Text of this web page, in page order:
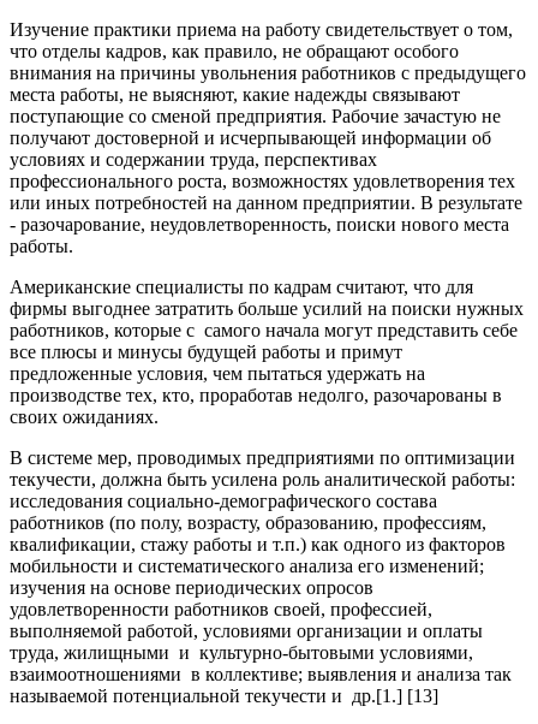
Изучение практики приема на работу свидетельствует о том,
что отделы кадров, как правило, не обращают особого
внимания на причины увольнения работников с предыдущего
места работы, не выясняют, какие надежды связывают
поступающие со сменой предприятия. Рабочие зачастую не
получают достоверной и исчерпывающей информации об
условиях и содержании труда, перспективах
профессионального роста, возможностях удовлетворения тех
или иных потребностей на данном предприятии. В результате
- разочарование, неудовлетворенность, поиски нового места
работы.
Американские специалисты по кадрам считают, что для
фирмы выгоднее затратить больше усилий на поиски нужных
работников, которые с самого начала могут представить себе
все плюсы и минусы будущей работы и примут
предложенные условия, чем пытаться удержать на
производстве тех, кто, проработав недолго, разочарованы в
своих ожиданиях.
В системе мер, проводимых предприятиями по оптимизации
текучести, должна быть усилена роль аналитической работы:
исследования социально-демографического состава
работников (по полу, возрасту, образованию, профессиям,
квалификации, стажу работы и т.п.) как одного из факторов
мобильности и систематического анализа его изменений;
изучения на основе периодических опросов
удовлетворенности работников своей, профессией,
выполняемой работой, условиями организации и оплаты
труда, жилищными и культурно-бытовыми условиями,
взаимоотношениями в коллективе; выявления и анализа так
называемой потенциальной текучести и др.[1.] [13]